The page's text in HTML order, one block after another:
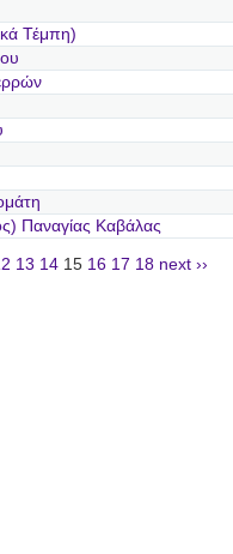
Τέμπη)
Παναγίας Καβάλας
13 14 15 16 17 18 next ››